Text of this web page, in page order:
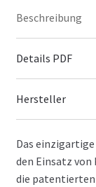
Beschreibung
Details PDF
Hersteller
Das
den Einsatz
die patentierten